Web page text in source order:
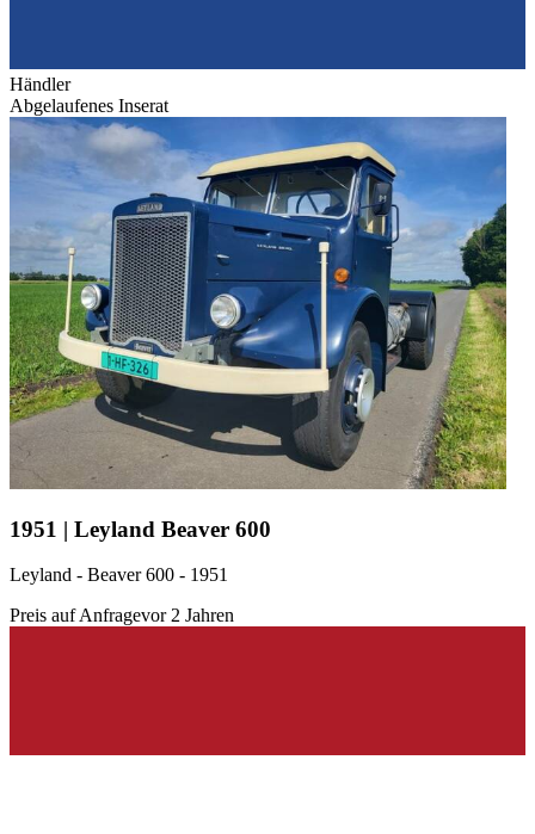
Händler
Abgelaufenes Inserat
1951 | Leyland Beaver 600
Leyland - Beaver 600 - 1951
Preis auf Anfragevor 2 Jahren